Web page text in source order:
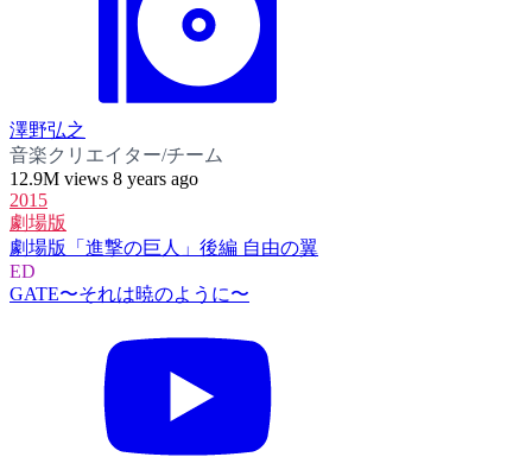
澤野弘之
音楽クリエイター/チーム
12.9M views 8 years ago
2015
劇場版
劇場版「進撃の巨人」後編 自由の翼
ED
GATE〜それは暁のように〜